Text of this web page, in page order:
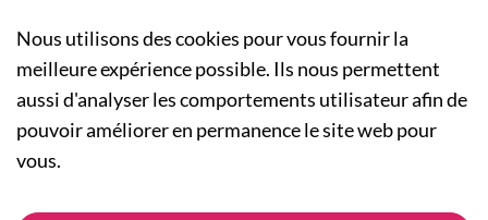
A PROPOS
Qui sommes-nous ?
Actualités
Nos engagements
ASSISTANCE
Nous utilisons des cookies pour vous fournir la
meilleure expérience possible. Ils nous permettent
aussi d'analyser les comportements utilisateur afin de
pouvoir améliorer en permanence le site web pour
vous.